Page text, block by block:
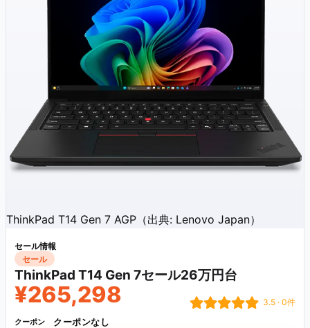
ThinkPad T14 Gen 7 AGP（出典: Lenovo Japan）
セール情報
セール
ThinkPad T14 Gen 7セール26万円台
¥265,298 3.5 · 0件
クーポン クーポンなし